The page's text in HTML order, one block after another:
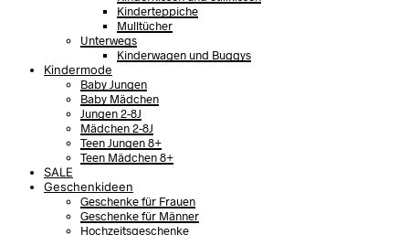
Kinderteppiche
Mulltücher
Unterwegs
Kinderwagen und Buggys
Kindermode
Baby Jungen
Baby Mädchen
Jungen 2-8J
Mädchen 2-8J
Teen Jungen 8+
Teen Mädchen 8+
SALE
Geschenkideen
Geschenke für Frauen
Geschenke für Männer
Hochzeitsgeschenke